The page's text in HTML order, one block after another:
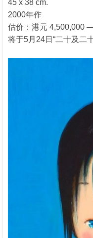
45 x 38 cm.
2000年作
估价：港元 4,500,000
将于5月24日“二十及二